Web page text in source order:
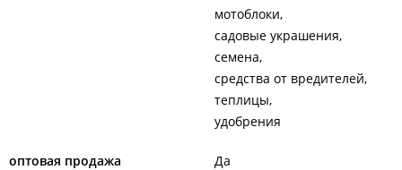
мотоблоки
садовые украшения
семена
средства от вредителей
теплицы
удобрения
оптовая продажа Да